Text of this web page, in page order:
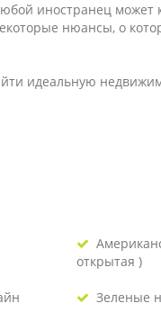
иностранец может
нюансы, о
идеальную
открытая )
Зеленые